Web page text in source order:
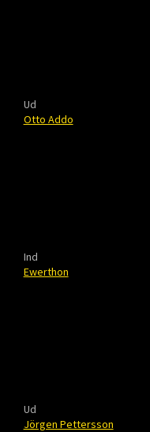
Ud
Otto Addo
Ind
Ewerthon
Ud
Jörgen Pettersson